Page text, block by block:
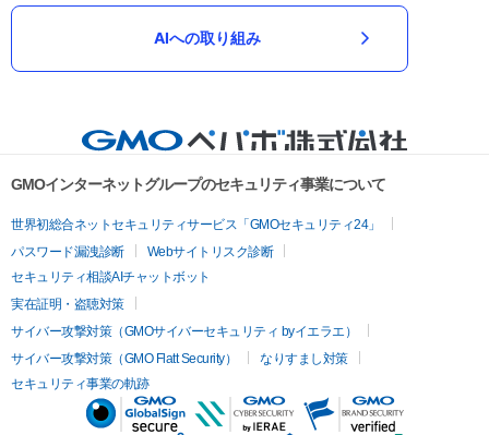
AIへの取り組み
GMOインターネットグループのセキュリティ事業について
世界初総合ネットセキュリティサービス「GMOセキュリティ24」
パスワード漏洩診断
Webサイトリスク診断
セキュリティ相談AIチャットボット
実在証明・盗聴対策
サイバー攻撃対策（GMOサイバーセキュリティ byイエラエ）
サイバー攻撃対策（GMO Flatt Security）
なりすまし対策
セキュリティ事業の軌跡